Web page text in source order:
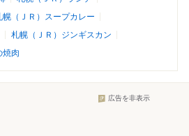
幌（ＪＲ）スープカレー
札幌（ＪＲ）ジンギスカン
焼肉
広告を非表示